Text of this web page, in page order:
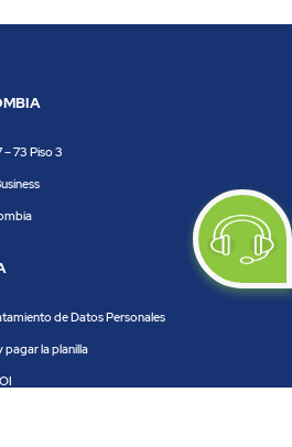
– 73 Piso 3
de Datos Personales
la planilla